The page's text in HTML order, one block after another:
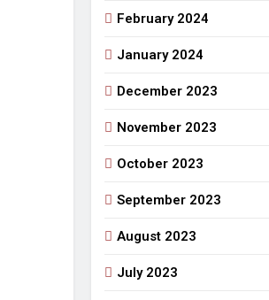
February 2024
January 2024
December 2023
November 2023
October 2023
September 2023
August 2023
July 2023